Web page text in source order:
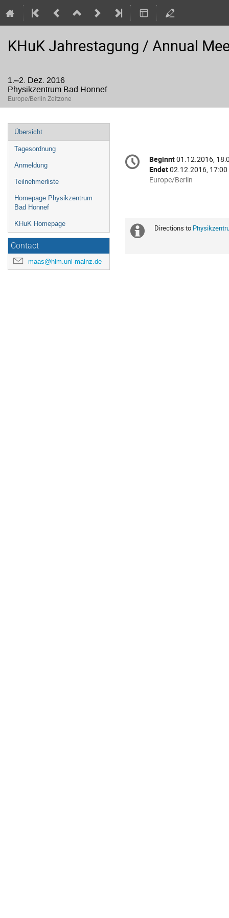
KHuK Jahrestagung / Annual
1.–2. Dez. 2016
Physikzentrum Bad Honnef
Europe/Berlin Zeitzone
Veranstaltungsmenü
Übersicht
Tagesordnung
Anmeldung
Teilnehmerliste
Homepage Physikzentrum
Bad Honnef
KHuK Homepage
Contact
maas@him.uni-mainz.de
Datum/Zeit
Beginnt01.12.2016,
Endet02.12.2016, 17:00
Alle
Europe/Berlin
Extra
Directions to